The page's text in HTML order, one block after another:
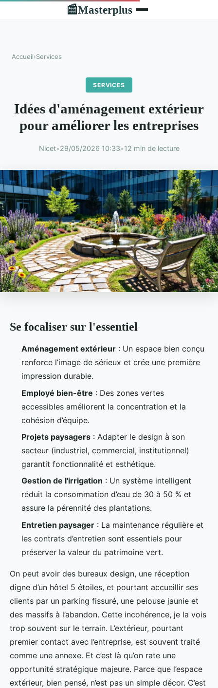
📰Masterplus
Accueil›Services
SERVICES
Idées d'aménagement extérieur
pour améliorer les entreprises
Nicet•29/05/2026 10:33•12 min de lecture
Se focaliser sur l'essentiel
Aménagement extérieur : Un espace bien conçu
renforce l’image de sérieux et crée une première
impression durable.
Employé bien-être : Des zones vertes
accessibles améliorent la concentration et la
cohésion d’équipe.
Projets paysagers : Adapter le design à son
secteur (industriel, commercial, institutionnel)
garantit fonctionnalité et esthétique.
Gestion de l'irrigation : Un système intelligent
réduit la consommation d’eau de 30 à 50 % et
assure la pérennité des plantations.
Entretien paysager : La maintenance régulière et
les contrats d’entretien sont essentiels pour
préserver la valeur du patrimoine vert.
On peut avoir des bureaux design, une réception
digne d’un hôtel 5 étoiles, et pourtant accueillir ses
clients par un parking fissuré, une pelouse jaunie et
des massifs à l’abandon. Cette incohérence, je la vois
trop souvent sur le terrain. L’extérieur, pourtant
premier contact avec l’entreprise, est souvent traité
comme une annexe. Et c’est là qu’on rate une
opportunité stratégique majeure. Parce que l’espace
extérieur, bien pensé, n’est pas un simple décor. C’est